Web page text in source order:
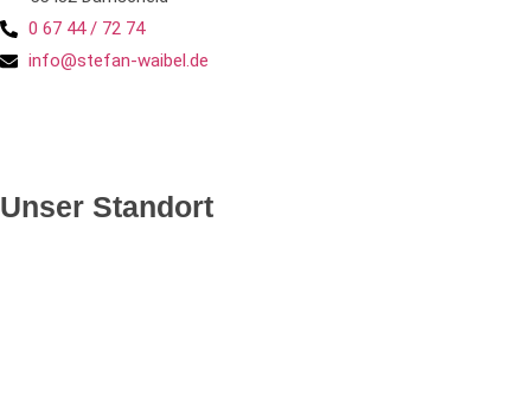
0 67 44 / 72 74
info@stefan-waibel.de
Unser Standort